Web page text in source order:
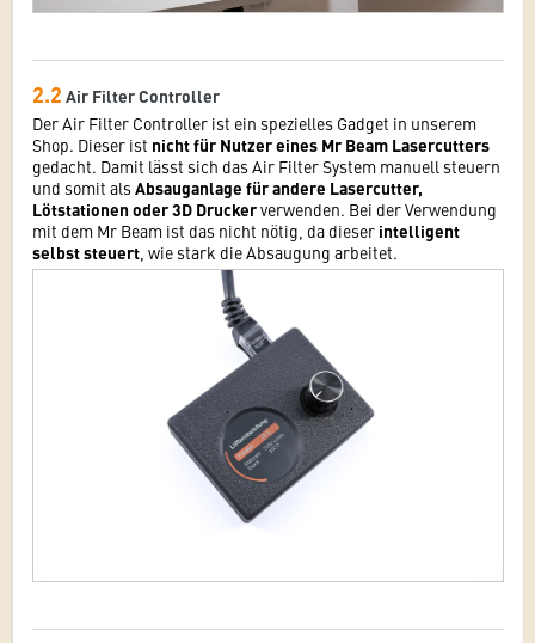
2.2 Air Filter Controller
Der Air Filter Controller ist ein spezielles Gadget in unserem
Shop. Dieser ist nicht für Nutzer eines Mr Beam Lasercutters
gedacht. Damit lässt sich das Air Filter System manuell steuern
und somit alsAbsauganlage für andere Lasercutter,
Lötstationen oder 3D Druckerverwenden. Bei der Verwendung
mit dem Mr Beam ist das nicht nötig, da dieser intelligent
selbst steuert , wie stark die Absaugung arbeitet.